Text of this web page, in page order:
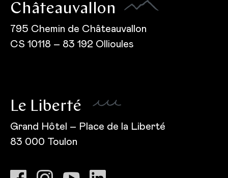
Châteauvallon
795 Chemin de Châteauvallon
CS 10118 – 83 192 Ollioules
Le Liberté
Grand Hôtel – Place de la Liberté
83 000 Toulon